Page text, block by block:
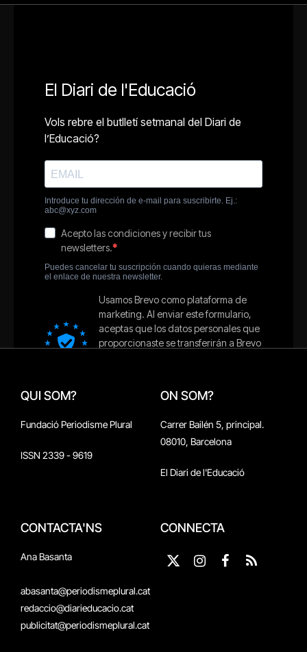
QUI SOM?
Fundació Periodisme Plural
ISSN 2339 - 9619
ON SOM?
Carrer Bailén 5, principal.
08010, Barcelona
El Diari de l'Educació
CONTACTA'NS
Ana Basanta
abasanta@periodismeplural.cat
redaccio@diarieducacio.cat
publicitat@periodismeplural.cat
CONNECTA
X
Instagram
Facebook
RSS